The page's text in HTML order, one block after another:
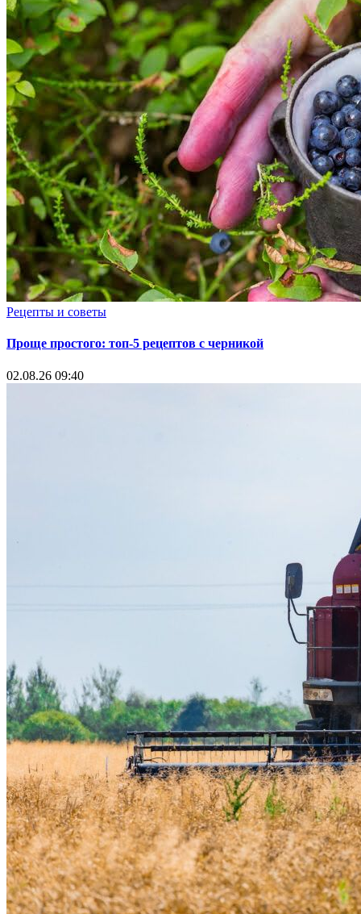
Рецепты и советы
Проще простого: топ-5 рецептов с черникой
02.08.26 09:40